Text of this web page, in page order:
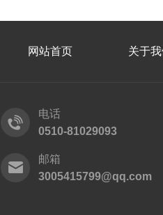
网站首页 关于
电话
0510-81029093
邮箱
3005415799@qq.com